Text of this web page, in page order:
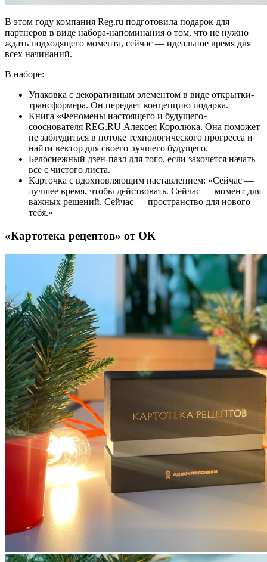
В этом году компания Reg.ru подготовила подарок для
партнеров в виде набора-напоминания о том, что не нужно
ждать подходящего момента, сейчас — идеальное время для
всех начинаний.
В наборе:
Упаковка с декоративным элементом в виде открытки-
трансформера. Он передает концепцию подарка.
Книга «Феномены настоящего и будущего»
сооснователя REG.RU Алексея Королюка. Она поможет
не заблудиться в потоке технологического прогресса и
найти вектор для своего лучшего будущего.
Белоснежный дзен-пазл для того, если захочется начать
все с чистого листа.
Карточка с вдохновляющим наставлением: «Сейчас —
лучшее время, чтобы действовать. Сейчас — момент для
важных решений. Сейчас — пространство для нового
тебя.»
«Картотека рецептов» от ОК